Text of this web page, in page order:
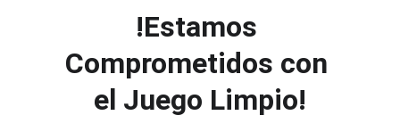
!Estamos
Comprometidos con
el Juego Limpio!